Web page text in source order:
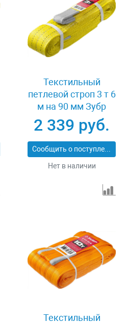
Текстильный
петлевой строп 3 т 6
м на 90 мм Зубр
43553-3-6
2 339 руб.
Сообщить о поступлении
Нет в наличии
Текстильный